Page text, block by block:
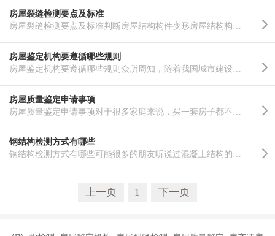
房屋裂缝检测要点及标准
房屋鉴定机构要遵循哪些规则
房屋质量鉴定申请事项
钢结构检测方式有哪些
钢结构检测方式有哪些可能很多的朋友听说过混凝土结构的房子，但是对于钢结构还是了解非常少。其实现在钢..……
上一页 1 下一页